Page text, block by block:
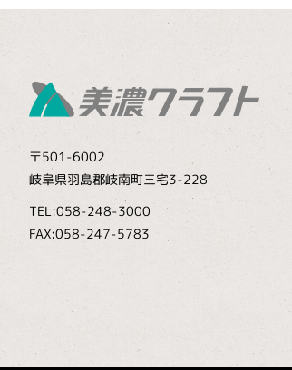
〒501-6002
岐阜県羽島郡岐南町三宅3-228
TEL:058-248-3000
FAX:058-247-5783